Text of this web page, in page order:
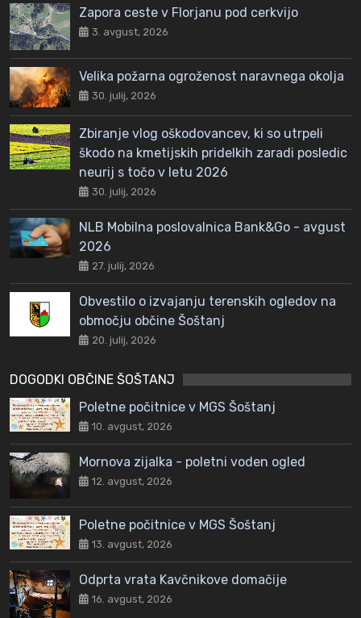
Zapora ceste v Florjanu pod cerkvijo
3. avgust, 2026
Velika požarna ogroženost naravnega okolja
30. julij, 2026
Zbiranje vlog oškodovancev, ki so utrpeli
škodo na kmetijskih pridelkih zaradi posledic
neurij s točo v letu 2026
30. julij, 2026
NLB Mobilna poslovalnica Bank&Go - avgust
2026
27. julij, 2026
Obvestilo o izvajanju terenskih ogledov na
območju občine Šoštanj
20. julij, 2026
DOGODKI OBČINE ŠOŠTANJ
Poletne počitnice v MGS Šoštanj
10. avgust, 2026
Mornova zijalka - poletni voden ogled
12. avgust, 2026
Poletne počitnice v MGS Šoštanj
13. avgust, 2026
Odprta vrata Kavčnikove domačije
16. avgust, 2026